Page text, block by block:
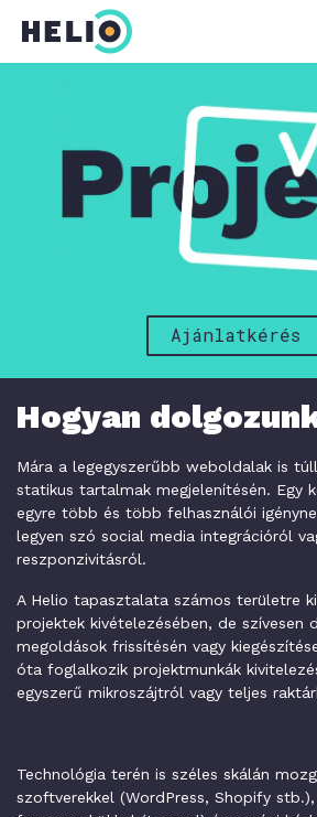
Ajánlatkérés
Hogyan
Mára a legegyszerűbb weboldalak is
statikus tartalmak megjelenítésén. Egy
egyre több és több felhasználói
legyen szó social media integrációról
reszponzivitásról.
A Helio tapasztalata számos területre
projektek kivételezésében, de szívesen
megoldások frissítésén vagy
óta foglalkozik projektmunkák
egyszerű mikroszájtról vagy teljes
Technológia terén is széles skálán
szoftverekkel (WordPress, Shopify